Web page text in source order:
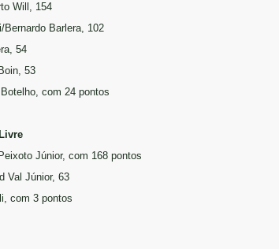
Will, 154
Bernardo Barlera, 102
54
53
com 24 pontos
Júnior, com 168 pontos
Val Júnior, 63
com 3 pontos